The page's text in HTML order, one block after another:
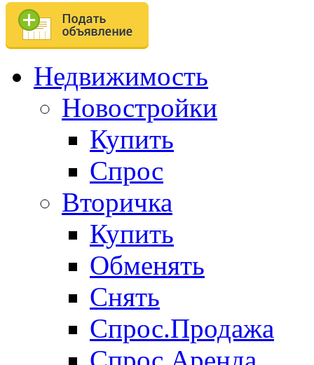
Недвижимость
Новостройки
Купить
Спрос
Вторичка
Купить
Обменять
Снять
Спрос.Продажа